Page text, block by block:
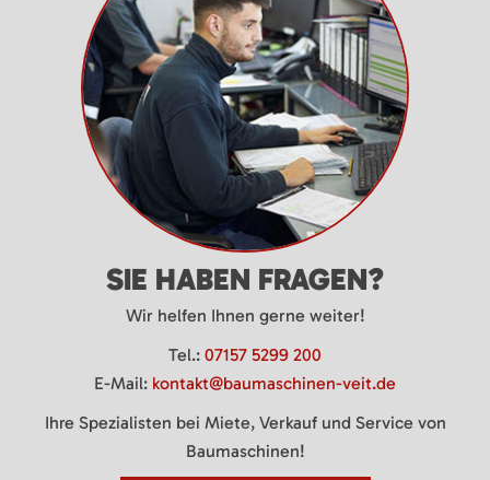
SIE HABEN FRAGEN?
Wir helfen Ihnen gerne weiter!
Tel.: 07157 5299 200
E-Mail: kontakt@baumaschinen-veit.de
Ihre Spezialisten bei Miete, Verkauf und Service von
Baumaschinen!